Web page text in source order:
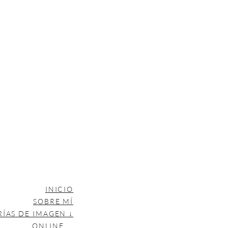
INICIO
SOBRE MÍ
DE IMAGEN ↓
ONLINE